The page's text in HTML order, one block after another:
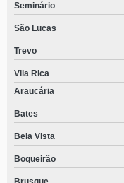
Seminário
São Lucas
Trevo
Vila Rica
Araucária
Bates
Bela Vista
Boqueirão